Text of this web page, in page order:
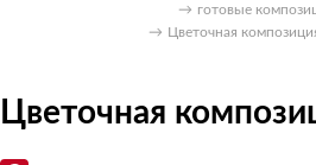
→ готовые
→ Цветочная
Цветочная